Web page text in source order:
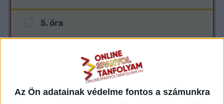
Az Ön adatainak védelme fontos a számunkra
5. óra